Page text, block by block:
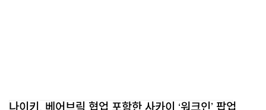
나이키, 베어브릭 협업 포함한 사카이 ‘워크인’ 팝업